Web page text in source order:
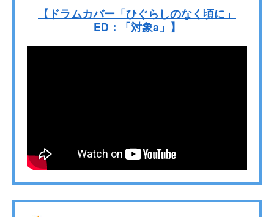
【ドラムカバー「ひぐらしのなく頃に」
ED：「対象a」】